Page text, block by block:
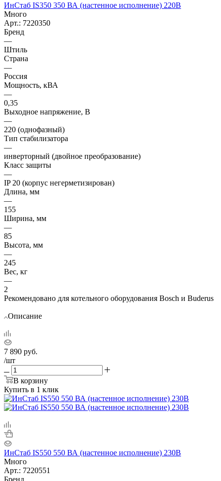
ИнСтаб IS350 350 ВА (настенное исполнение) 220В
Много
Арт.: 7220350
Бренд
—
Штиль
Страна
—
Россия
Мощность, кВА
—
0,35
Выходное напряжение, В
—
220 (однофазный)
Тип стабилизатора
—
инверторный (двойное преобразование)
Класс защиты
—
IP 20 (корпус негерметизирован)
Длина, мм
—
155
Ширина, мм
—
85
Высота, мм
—
245
Вес, кг
—
2
Рекомендовано для котельного оборудования Bosch и Buderus
Описание
7 890 руб.
/шт
В корзину
Купить в 1 клик
ИнСтаб IS550 550 ВА (настенное исполнение) 230В
Много
Арт.: 7220551
Бренд